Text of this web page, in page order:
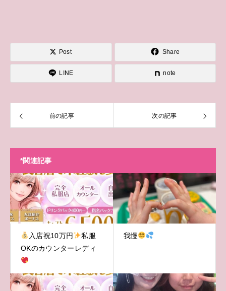
Post Share
LINE note
前の記事 次の記事
*関連記事
入店祝10万円
私服
OKのカウンターレディ
我慢